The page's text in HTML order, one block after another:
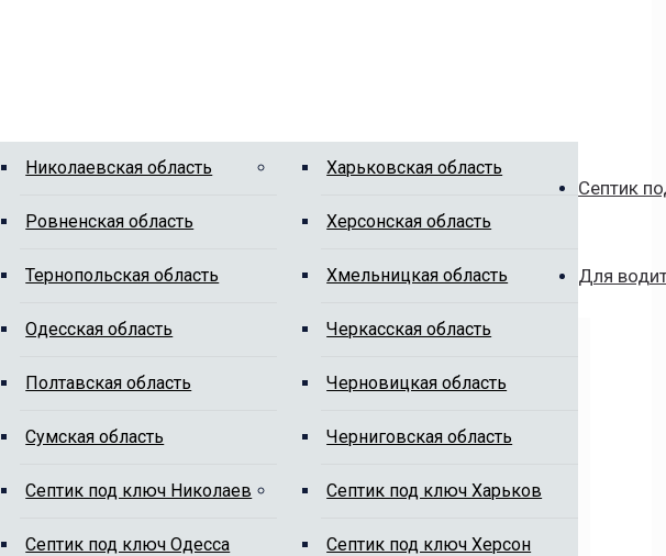
Николаевская область
Ровненская область
Тернопольская область
Одесская область
Полтавская область
Сумская область
Харьковская область
Херсонская область
Хмельницкая область
Черкасская область
Черновицкая область
Черниговская область
Септик
Cептик под ключ Николаев
Cептик под ключ Одесса
Cептик под ключ Харьков
Cептик под ключ Херсон
Для